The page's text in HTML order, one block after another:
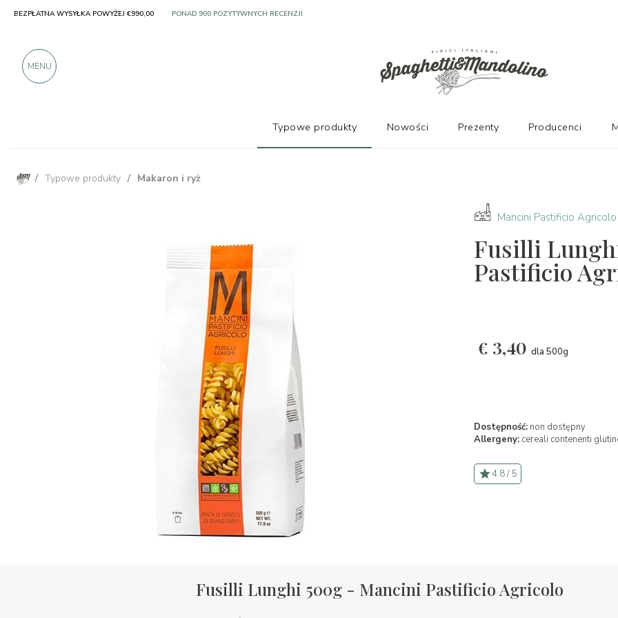
/ Typowe produkty / Makaron i ryż
Mancini Pastificio Agricolo
Fusilli
Pastificio
€ 3,40 dla 500g
Dostępność: non dostępny
Allergeny: cereali contenenti
4.8 / 5
Fusilli Lunghi 500g - Mancini Pastificio Agricolo
BEZPŁATNA WYSYŁKA POWYŻEJ €990,00 SOLO PRODUKTY OD DOSKONAŁYCH PRODUCENTÓW
MENU
Typowe produkty Nowości Prezenty Producenci